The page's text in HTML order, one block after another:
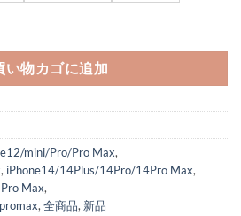
い物カゴに追加
mini/Pro/Pro Max,
, iPhone14/14Plus/14Pro/14Pro Max,
Max,
,全商品, 新品